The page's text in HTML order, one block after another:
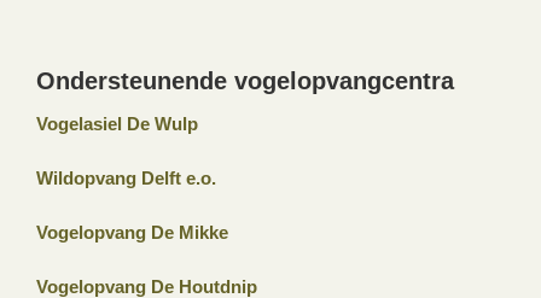
Ondersteunende vogelopvangcentra
Vogelasiel De Wulp
Wildopvang Delft e.o.
Vogelopvang De Mikke
Vogelopvang De Houtdnip